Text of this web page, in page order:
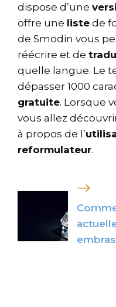
dispose d’une
offre une liste de
de Smodin vous
réécrire et de
quelle langue. Le
dépasser 1000
gratuite. Lorsque
vous allez
à propos de l’
reformulateur.